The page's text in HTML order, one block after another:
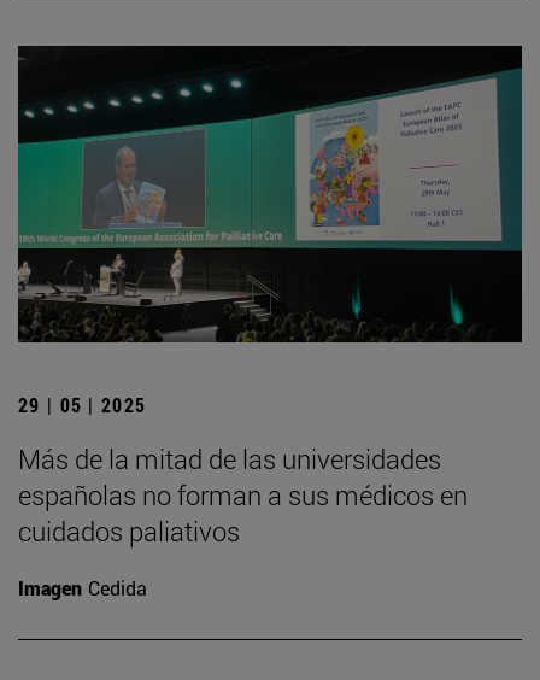
29 | 05 | 2025
Más de la mitad de las universidades
españolas no forman a sus médicos en
cuidados paliativos
Imagen Cedida